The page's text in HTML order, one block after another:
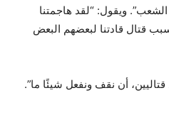
ويقول: “لقد هاجمتنا
قتال قادتنا لبعضهم البعض
أن نقف ونفعل شيئًا ما”.